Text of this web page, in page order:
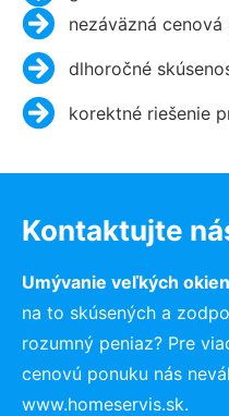
nezáväzná
dlhoročné
korektné riešenie
Kontaktujte
Umývanie veľkých
na to skúsených a
rozumný peniaz? Pre
cenovú ponuku nás
www.homeservis.sk.